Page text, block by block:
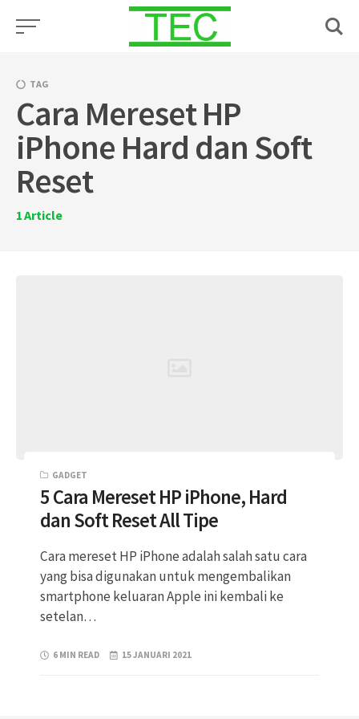
TAG
Cara Mereset HP
iPhone Hard dan Soft
Reset
1Article
GADGET
5 Cara Mereset HP iPhone, Hard
dan Soft Reset All Tipe
Cara mereset HP iPhone adalah salah satu cara
yang bisa digunakan untuk mengembalikan
smartphone keluaran Apple ini kembali ke
setelan…
6 MIN READ 15 JANUARI 2021